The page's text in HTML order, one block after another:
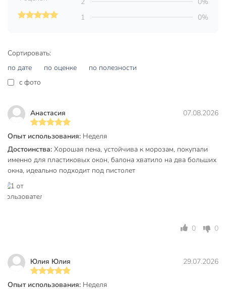
Время первичной обработки — до 25 минут.
В отвержденном виде экологически безопасна.
Техническая информация
Объем, мл
Минимальная температура
эксплуатации, °C
Максимальная температура
эксплуатации, °C
Выход, л
50 л
Время полного высыхания, ч
Бренд
Способ выпуска из баллона
Особенности
Сортировать:
по дате
по оценке
по полезности
c фото
Анастасия 07.08.2026
Опыт использования: Неделя
Достоинства: Хорошая пена, устойчива к морозам, покупали
именно для пластиковых окон, балона хватило на два больших
окна, идеально подходит под пистолет
0 0
Юлия Юлия 29.07.2026
Опыт использования: Неделя
1
0%